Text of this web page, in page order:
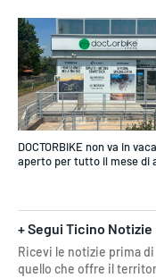
DOCTORBIKE non va in
aperto per tutto il mese di
+ Segui Ticino Notizie
Ricevi le notizie prima
quello che offre il